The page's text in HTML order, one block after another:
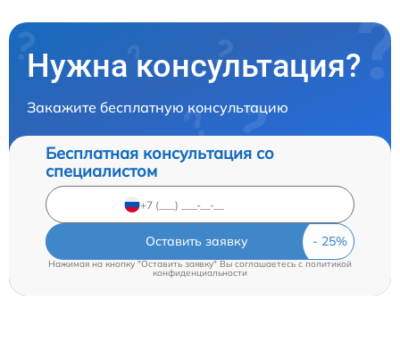
Нужна консультация?
Закажите бесплатную консультацию
Бесплатная консультация со
специалистом
Оставить заявку
Нажимая на кнопку "Оставить заявку" Вы соглашаетесь c политикой
конфиденциальности